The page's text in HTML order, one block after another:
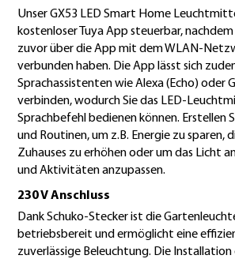
Unser GX53 LED Smart Home
kostenloser Tuya App steuerbar,
zuvor über die App mit dem WLAN-
verbunden haben. Die App lässt sich
Sprachassistenten wie Alexa (Echo) oder
verbinden, wodurch Sie das LED-
Sprachbefehl bedienen können. Erstellen
und Routinen, um z.B. Energie zu sparen,
Zuhauses zu erhöhen oder um das Licht
und Aktivitäten anzupassen.
230 V Anschluss
Dank Schuko-Stecker ist die
betriebsbereit und ermöglicht eine
zuverlässige Beleuchtung. Die